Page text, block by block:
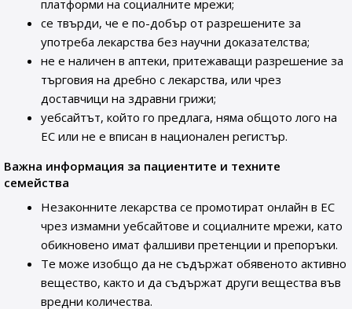
платформи на социалните мрежи;
се твърди, че е по-добър от разрешените за
употреба лекарства без научни доказателства;
не е наличен в аптеки, притежаващи разрешение за
търговия на дребно с лекарства, или чрез
доставчици на здравни грижи;
уебсайтът, който го предлага, няма общото лого на
ЕС или не е вписан в национален регистър.
Важна информация за пациентите и техните
семейства
Незаконните лекарства се промотират онлайн в ЕС
чрез измамни уебсайтове и социалните мрежи, като
обикновено имат фалшиви претенции и препоръки.
Те може изобщо да не съдържат обявеното активно
вещество, както и да съдържат други вещества във
вредни количества.